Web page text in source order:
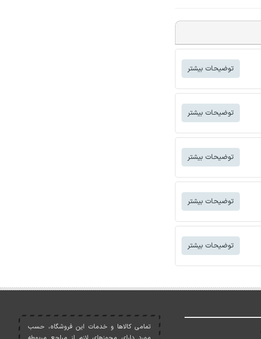
توضیحات بیشتر
توضیحات بیشتر
توضیحات بیشتر
توضیحات بیشتر
توضیحات بیشتر
تمامی کالاها و خدمات اين فروشگاه، حسب